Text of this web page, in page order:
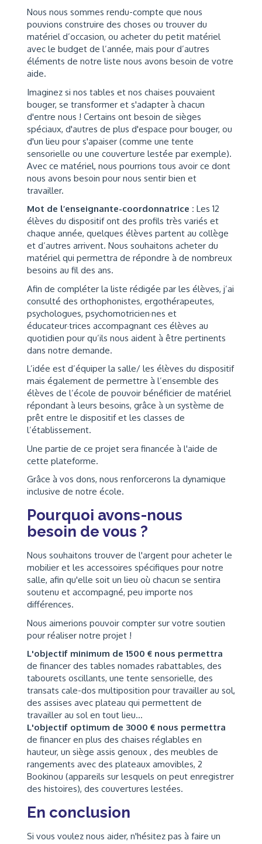
Nous nous sommes rendu-compte que nous
pouvions construire des choses ou trouver du
matériel d’occasion, ou acheter du petit matériel
avec le budget de l’année, mais pour d’autres
éléments de notre liste nous avons besoin de votre
aide.
Imaginez si nos tables et nos chaises pouvaient
bouger, se transformer et s'adapter à chacun
d'entre nous ! Certains ont besoin de sièges
spéciaux, d'autres de plus d'espace pour bouger, ou
d'un lieu pour s'apaiser (comme une tente
sensorielle ou une couverture lestée par exemple).
Avec ce matériel, nous pourrions tous avoir ce dont
nous avons besoin pour nous sentir bien et
travailler.
Mot de l’enseignante-coordonnatrice : Les 12
élèves du dispositif ont des profils très variés et
chaque année, quelques élèves partent au collège
et d’autres arrivent. Nous souhaitons acheter du
matériel qui permettra de répondre à de nombreux
besoins au fil des ans.
Afin de compléter la liste rédigée par les élèves, j’ai
consulté des orthophonistes, ergothérapeutes,
psychologues, psychomotricien·nes et
éducateur·trices accompagnant ces élèves au
quotidien pour qu’ils nous aident à être pertinents
dans notre demande.
L’idée est d’équiper la salle/ les élèves du dispositif
mais également de permettre à l’ensemble des
élèves de l’école de pouvoir bénéficier de matériel
répondant à leurs besoins, grâce à un système de
prêt entre le dispositif et les classes de
l’établissement.
Une partie de ce projet sera financée à l'aide de
cette plateforme.
Grâce à vos dons, nous renforcerons la dynamique
inclusive de notre école.
Pourquoi avons-nous
besoin de vous ?
Nous souhaitons trouver de l'argent pour acheter le
mobilier et les accessoires spécifiques pour notre
salle, afin qu'elle soit un lieu où chacun se sentira
soutenu et accompagné, peu importe nos
différences.
Nous aimerions pouvoir compter sur votre soutien
pour réaliser notre projet !
L'objectif minimum de 1500 € nous permettra
de financer des tables nomades rabattables, des
tabourets oscillants, une tente sensorielle, des
transats cale-dos multiposition pour travailler au sol,
des assises avec plateau qui permettent de
travailler au sol en tout lieu…
L'objectif optimum de 3000 € nous permettra
de financer en plus des chaises réglables en
hauteur, un siège assis genoux , des meubles de
rangements avec des plateaux amovibles, 2
Bookinou (appareils sur lesquels on peut enregistrer
des histoires), des couvertures lestées.
En conclusion
Si vous voulez nous aider, n'hésitez pas à faire un